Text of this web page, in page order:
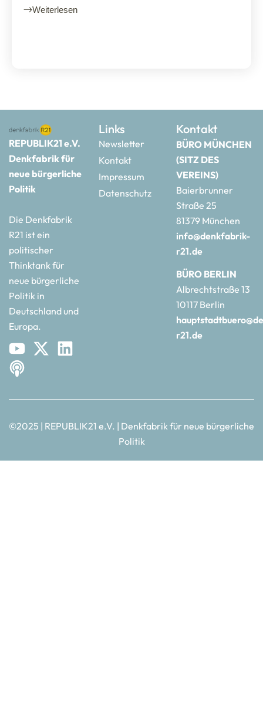
Weiterlesen
REPUBLIK21 e.V.
Denkfabrik für
neue bürgerliche
Politik
Die Denkfabrik
R21 ist ein
politischer
Thinktank für
neue bürgerliche
Politik in
Deutschland und
Europa.
Links
Newsletter
Kontakt
Impressum
Datenschutz
Kontakt
BÜRO MÜNCHEN
(SITZ DES
VEREINS)
Baierbrunner
Straße 25
81379 München
info@denkfabrik-
r21.de
BÜRO BERLIN
Albrechtstraße 13
10117 Berlin
r21.de
©2025 | REPUBLIK21 e.V. | Denkfabrik für neue bürgerliche
Politik